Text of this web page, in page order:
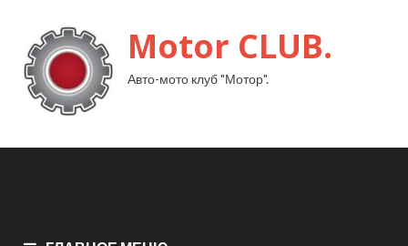
Motor CLUB.
Авто-мото клуб "Мотор".